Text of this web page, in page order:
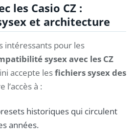
les Casio CZ :
et architecture
intéressants pour les
sysex avec les CZ
accepte lesfichiers sysex des
l’accès à :
historiques qui circulent
années.